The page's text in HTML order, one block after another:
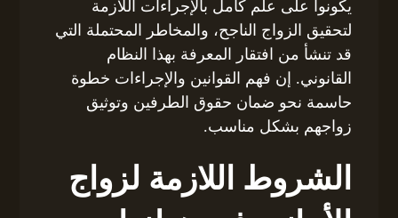
يكونوا على علم كامل بالإجراءات اللازمة
لتحقيق الزواج الناجح، والمخاطر المحتملة التي
قد تنشأ من افتقار المعرفة بهذا النظام
القانوني. إن فهم القوانين والإجراءات خطوة
حاسمة نحو ضمان حقوق الطرفين وتوثيق
زواجهم بشكل مناسب.
الشروط اللازمة لزواج